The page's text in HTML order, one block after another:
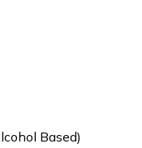
Based)